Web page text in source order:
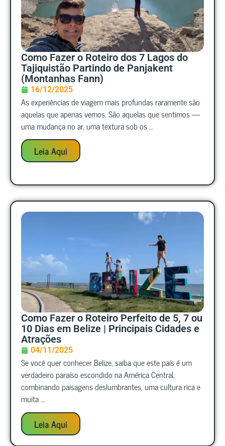
Como Fazer o Roteiro dos 7 Lagos do
Tajiquistão Partindo de Panjakent
(Montanhas Fann)
16/12/2025
As experiências de viagem mais profundas raramente são
aquelas que apenas vemos. São aquelas que sentimos —
uma mudança no ar, uma textura sob os ...
Leia Aqui
Como Fazer o Roteiro Perfeito de 5, 7 ou
10 Dias em Belize | Principais Cidades e
Atrações
04/11/2025
Se você quer conhecer Belize, saiba que este país é um
verdadeiro paraíso escondido na América Central,
combinando paisagens deslumbrantes, uma cultura rica e
muita ...
Leia Aqui